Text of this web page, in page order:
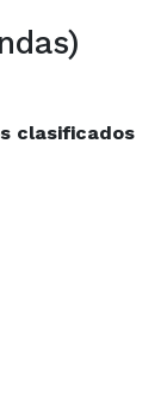
clasificados